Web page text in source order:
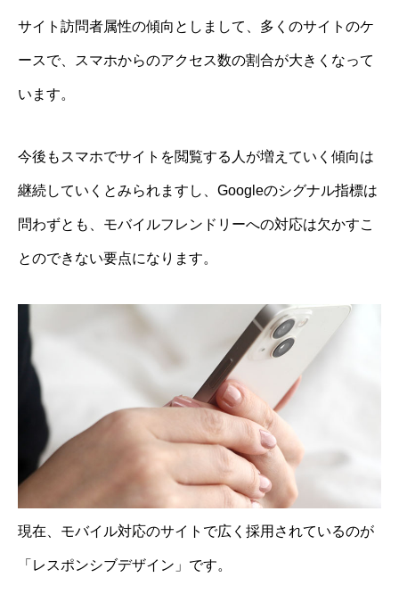
サイト訪問者属性の傾向としまして、多くのサイトのケ
ースで、スマホからのアクセス数の割合が大きくなって
います。
今後もスマホでサイトを閲覧する人が増えていく傾向は
継続していくとみられますし、Googleのシグナル指標は
問わずとも、モバイルフレンドリーへの対応は欠かすこ
とのできない要点になります。
現在、モバイル対応のサイトで広く採用されているのが
「レスポンシブデザイン」です。